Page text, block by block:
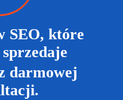
SEO, które
darmowej